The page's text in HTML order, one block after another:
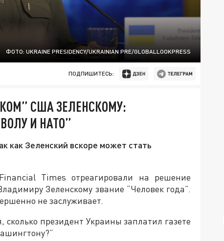
ФОТО: UKRAINE PRESIDENCY/UKRAINIAN PRE/GLOBALLOOKPRESS
ПОДПИШИТЕСЬ:
США ЗЕЛЕНСКОМУ:
И НАТО”
как Зеленский вскоре может стать
Times отреагировали на решение
Зеленскому звание “Человек года”.
не заслуживает.
президент Украины заплатил газете